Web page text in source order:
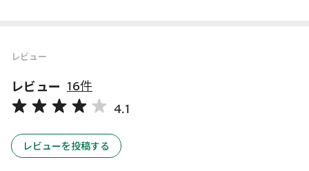
レビュー
レビュー 16件
4.1
レビューを投稿する